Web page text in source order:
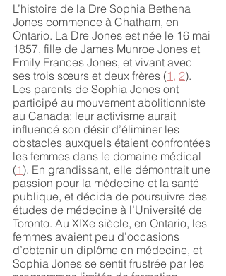
L’histoire de la Dre Sophia Bethena
Jones commence à Chatham, en
Ontario. La Dre Jones est née le 16 mai
1857, fille de James Munroe Jones et
Emily Frances Jones, et vivant avec
ses trois sœurs et deux frères (1 , 2).
Les parents de Sophia Jones ont
participé au mouvement abolitionniste
au Canada; leur activisme aurait
influencé son désir d’éliminer les
obstacles auxquels étaient confrontées
les femmes dans le domaine médical
(1 ). En grandissant, elle démontrait une
passion pour la médecine et la santé
publique, et décida de poursuivre des
études de médecine à l’Université de
Toronto. Au XIXe siècle, en Ontario, les
femmes avaient peu d’occasions
d’obtenir un diplôme en médecine, et
Sophia Jones se sentit frustrée par les